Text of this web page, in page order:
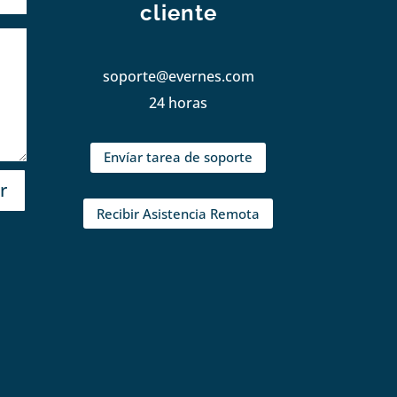
cliente
soporte@evernes.com
24 horas
Envíar tarea de soporte
Recibir Asistencia Remota